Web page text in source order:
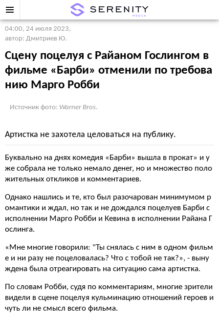
04:00, 24 июля 2023,
автор: Дмитриев Ю.
Сцену поцелуя с Райаном Гослингом в
фильме «Барби» отменили по требова
нию Марго Робби
Источник фото: Warner Bros.
Артистка не захотела целоваться на публику.
Буквально на днях комедия «Барби» вышла в прокат» и у
же собрала не только немало денег, но и множество поло
жительных откликов и комментариев.
Однако нашлись и те, кто был разочарован минимумом р
омантики и ждал, но так и не дождался поцелуев Барби с
исполнении Марго Робби и Кевина в исполнении Райана Г
ослинга.
«Мне многие говорили: "Ты снялась с ним в одном фильм
е и ни разу не поцеловалась? Что с тобой не так?», - выну
ждена была отреагировать на ситуацию сама артистка.
По словам Робби, судя по комментариям, многие зрители
видели в сцене поцелуя кульминацию отношений героев и
чуть ли не смысл всего фильма.